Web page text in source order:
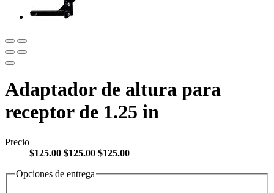
Adaptador de altura para
receptor de 1.25 in
Precio
$125.00 $125.00 $125.00
Opciones de entrega